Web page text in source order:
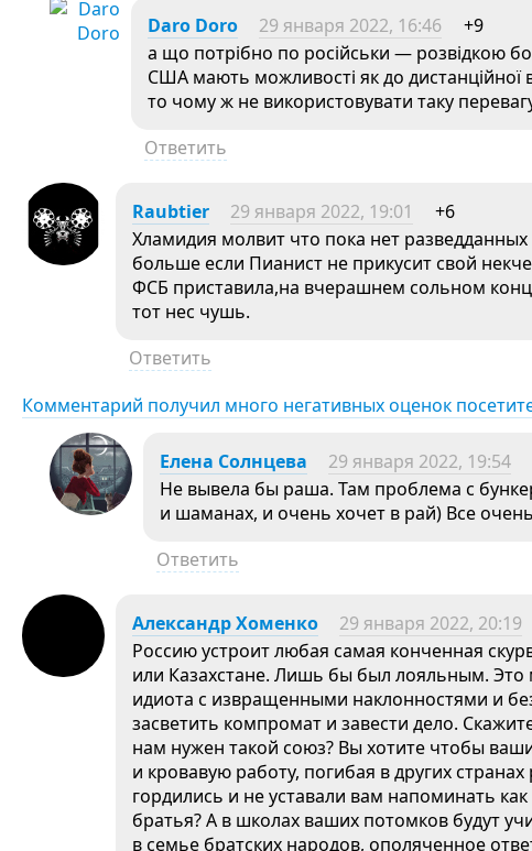
Daro Doro 29 января 2022, 16:46
+9
а що потрібно по російськи — розвідкою
США мають можливості як до дистанційної
то чому ж не використовувати таку
Ответить
Raubtier 29 января 2022, 19:01
+6
Хламидия молвит что пока нет
больше если Пианист не прикусит свой
ФСБ приставила,на вчерашнем сольном
тот нес чушь.
Ответить
Комментарий получил много негативных оценок
Елена Солнцева 29 января 2022, 19:54
Не вывела бы раша. Там проблема с
и шаманах, и очень хочет в рай) Все
Ответить
Александр Хоменко 29 января 2022, 20:19
Россию устроит любая самая конченная
или Казахстане. Лишь бы был лояльным. Это
идиота с извращенными наклонностями и
засветить компромат и завести дело.
нам нужен такой союз? Вы хотите чтобы
и кровавую работу, погибая в других
гордились и не уставали вам напоминать
братья? А в школах ваших потомков будут
в семье братских народов, ополяченное